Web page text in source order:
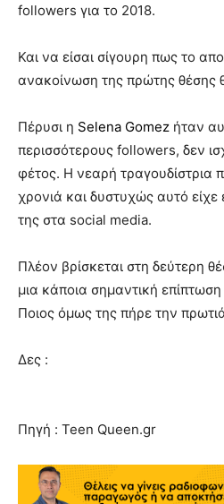
followers για το 2018.
Και να είσαι σίγουρη πως το
ανακοίνωση της πρώτης θέσης
Πέρυσι η Selena Gomez ήταν
περισσότερους followers, δεν
φέτος. Η νεαρή τραγουδίστρια
χρονιά και δυστυχώς αυτό είχε
της στα social media.
Πλέον βρίσκεται στη δεύτερη
μια κάποια σημαντική
Ποιος όμως της πήρε την
Δες :
Πηγή : Teen Queen.gr